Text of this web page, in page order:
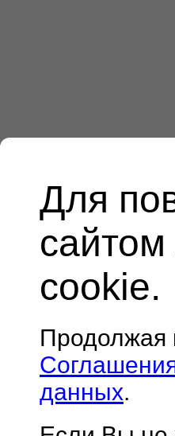
Для
cookie.
Продолжая
данных.